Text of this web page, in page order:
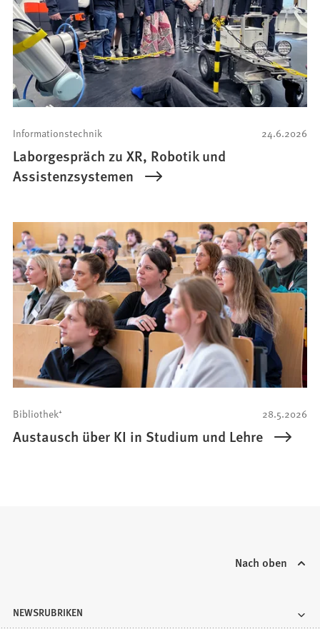
24.6.2026
Informationstechnik
Laborgespräch zu XR, Robotik und
Assistenzsystemen
28.5.2026
Bibliothek⁺
Austausch über KI in Studium und Lehre
Nach oben
NEWSRUBRIKEN